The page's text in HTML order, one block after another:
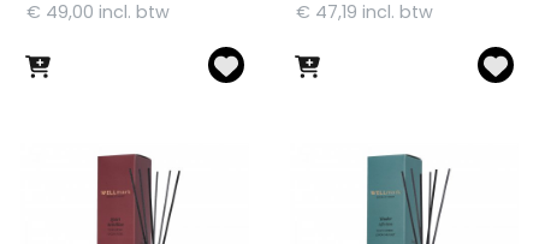
€ 49,00 incl. btw € 47,19 incl. btw